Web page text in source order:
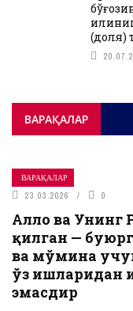
(доля)
ВАРАҚАЛАР
ВАРАҚАЛАР
23.03.2026 0
Аллоҳ ва
қилган —
ва мўмина
ўз ишларидан
эмасдир